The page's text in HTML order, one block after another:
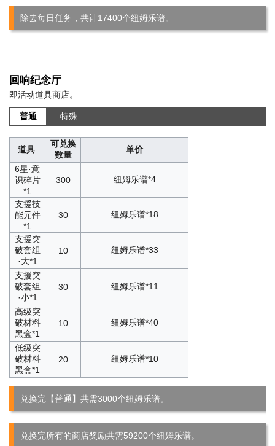
除去每日任务，共计17400个纽姆乐谱。
回响纪念厅
即活动道具商店。
普通 特殊
道具
可兑换
数量
单价
6星·意
识碎片
*1
300 纽姆乐谱*4
支援技
能元件
*1
30 纽姆乐谱*18
支援突
破套组
·大*1
10 纽姆乐谱*33
支援突
破套组
·小*1
30 纽姆乐谱*11
高级突
破材料
黑盒*1
10 纽姆乐谱*40
低级突
破材料
黑盒*1
20 纽姆乐谱*10
兑换完【普通】共需3000个纽姆乐谱。
兑换完所有的商店奖励共需59200个纽姆乐谱。